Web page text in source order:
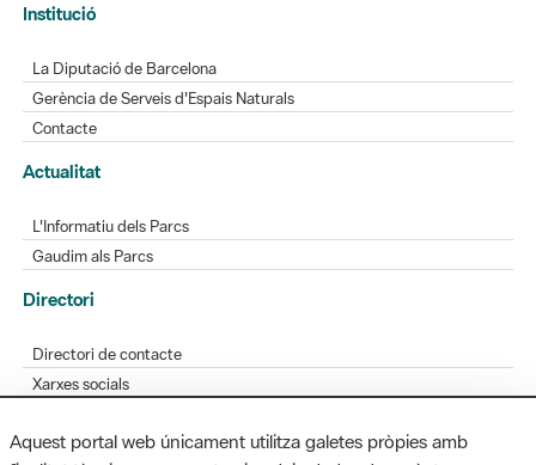
Institució
La Diputació de Barcelona
Gerència de Serveis d'Espais Naturals
Contacte
Actualitat
L'Informatiu dels Parcs
Gaudim als Parcs
Directori
Directori de contacte
Xarxes socials
Bústia de suggeriments
Aquest portal web únicament utilitza galetes pròpies amb